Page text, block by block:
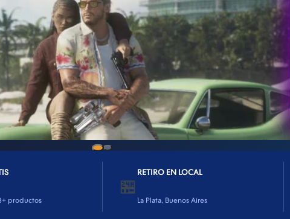
productos
🏪
RETIRO EN LOCAL
La Plata, Buenos Aires